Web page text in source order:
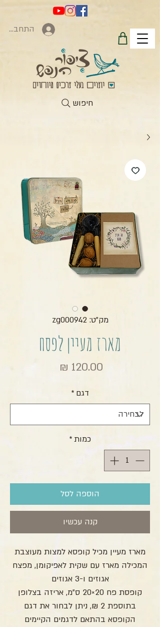
התחברות
חיפוש
מק"ט: zg000942
מארז מעיין לפסח
דגם *
כמות*
הוספה לסל
קנה עכשיו
מארז מעיין מכיל קופסא למצות מעוצבת
המכילה מארז עם שקית לאפיקומן, מפצח
אגוזים ו-3 אגוזים
קופסת פח 20×20 ס”מ, אריזה בצלופן
בתוספת 2 ₪, ניתן לבחור את דגם
הקופסא בהתאם לדגמים הקיימים